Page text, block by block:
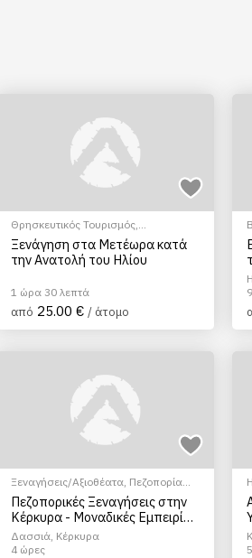
Θρησκευτικός Τουρισμός,
Ξεναγήσεις/Αξιοθέατα
,
Πεζοπορία
Πόλης,Πολιτιστικά - Πολιτισμικά
Ξενάγηση στα Μετέωρα κατά
την Ανατολή του Ηλίου
1 ώρα 30 λεπτά
από 25.00 € / άτομο
Ξεναγήσεις/Αξιοθέατα, Πεζοπορία
Πόλης
Πεζοπορικές Ξεναγήσεις στην
Κέρκυρα - Μοναδικές Εμπειρίες
Ανακάλυψης
Δασσιά, Κέρκυρα
4 ώρες